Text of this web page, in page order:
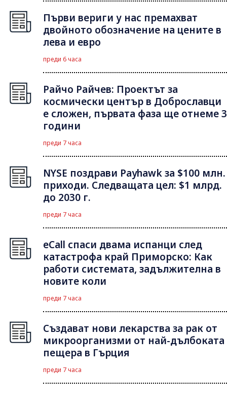
Първи вериги у нас премахват
двойното обозначение на цените в
лева и евро
преди 6 часа
Райчо Райчев: Проектът за
космически център в Доброславци
е сложен, първата фаза ще отнеме 3
години
преди 7 часа
NYSE поздрави Payhawk за $100 млн.
приходи. Следващата цел: $1 млрд.
до 2030 г.
преди 7 часа
eCall спаси двама испанци след
катастрофа край Приморско: Как
работи системата, задължителна в
новите коли
преди 7 часа
Създават нови лекарства за рак от
микроорганизми от най-дълбоката
пещера в Гърция
преди 7 часа